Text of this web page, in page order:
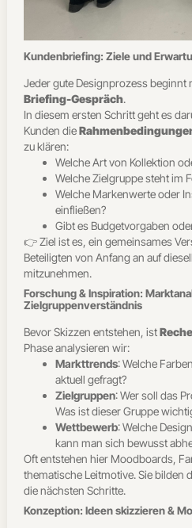
Kundenbriefing: Ziele und
Jeder gute Designprozess beginnt
Briefing-Gespräch.
In diesem ersten Schritt geht es
Kunden die
zu klären:
Welche Art von Kollektion
Welche Zielgruppe steht im
Welche Markenwerte oder
einfließen?
Gibt es Budgetvorgaben
👉 Ziel ist es, ein gemeinsames
Beteiligten von Anfang an auf
mitzunehmen.
Forschung & Inspiration:
Zielgruppenverständnis
Bevor Skizzen entstehen, ist
Phase analysieren wir:
Markttrends: Welche
aktuell gefragt?
Zielgruppen: Wer soll das
Was ist dieser Gruppe
Wettbewerb: Welche
kann man sich bewusst
Oft entstehen hier Moodboards,
thematische Leitmotive. Sie bilden
die nächsten Schritte.
Konzeption: Ideen skizzieren &